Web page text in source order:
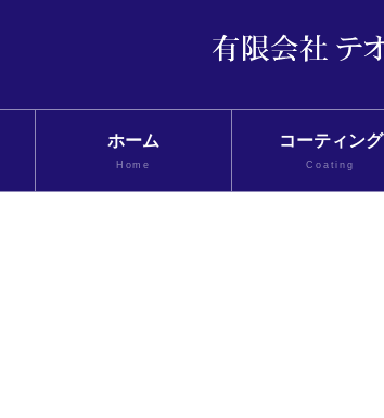
ホーム
Home
コーティング
Coating